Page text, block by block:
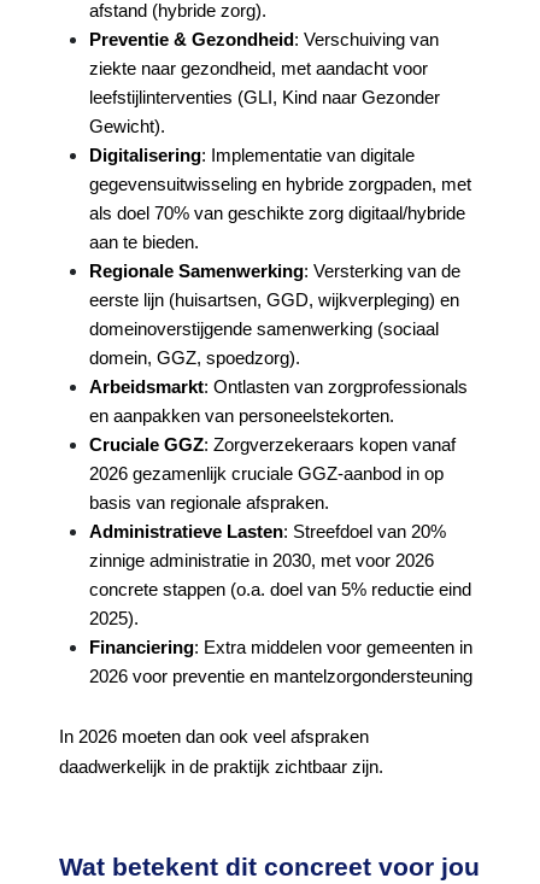
afstand (hybride zorg).
Preventie & Gezondheid: Verschuiving van
ziekte naar gezondheid, met aandacht voor
leefstijlinterventies (GLI, Kind naar Gezonder
Gewicht).
Digitalisering: Implementatie van digitale
gegevensuitwisseling en hybride zorgpaden, met
als doel 70% van geschikte zorg digitaal/hybride
aan te bieden.
Regionale Samenwerking: Versterking van de
eerste lijn (huisartsen, GGD, wijkverpleging) en
domeinoverstijgende samenwerking (sociaal
domein, GGZ, spoedzorg).
Arbeidsmarkt: Ontlasten van zorgprofessionals
en aanpakken van personeelstekorten.
Cruciale GGZ: Zorgverzekeraars kopen vanaf
2026 gezamenlijk cruciale GGZ-aanbod in op
basis van regionale afspraken.
Administratieve Lasten: Streefdoel van 20%
zinnige administratie in 2030, met voor 2026
concrete stappen (o.a. doel van 5% reductie eind
2025).
Financiering: Extra middelen voor gemeenten in
2026 voor preventie en mantelzorgondersteuning
In 2026 moeten dan ook veel afspraken
daadwerkelijk in de praktijk zichtbaar zijn.
Wat betekent dit concreet voor jou